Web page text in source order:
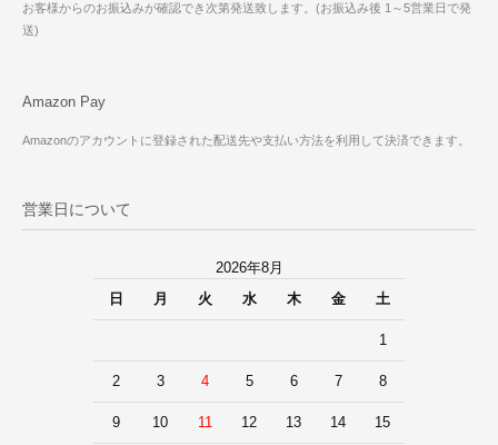
お客様からのお振込みが確認でき次第発送致します。(お振込み後 1～5営業日で発
送)
Amazon Pay
Amazonのアカウントに登録された配送先や支払い方法を利用して決済できます。
営業日について
2026年8月
日
月 火 水 木 金 土
1
2 3 4 5 6 7 8
9 10 11 12 13 14 15